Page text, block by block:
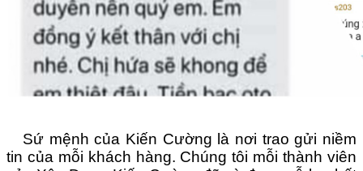
Sứ mệnh của Kiến Cường là nơi trao gửi niềm
tin của mỗi khách hàng. Chúng tôi mỗi thành viên